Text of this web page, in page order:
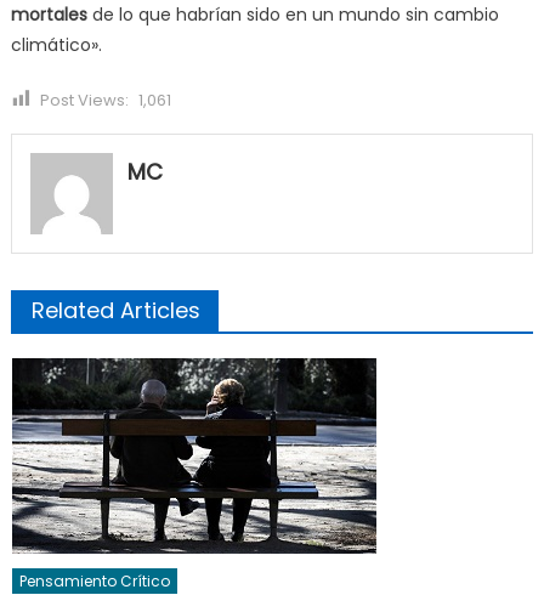
mortalesde lo que habrían sido en un mundo sin cambio
climático».
Post Views: 1,061
MC
Related Articles
Pensamiento Crítico